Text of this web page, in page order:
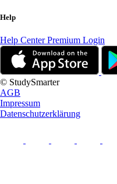
Help
Help CenterPremium Login
© StudySmarter
AGB
Impressum
Datenschutzerklärung